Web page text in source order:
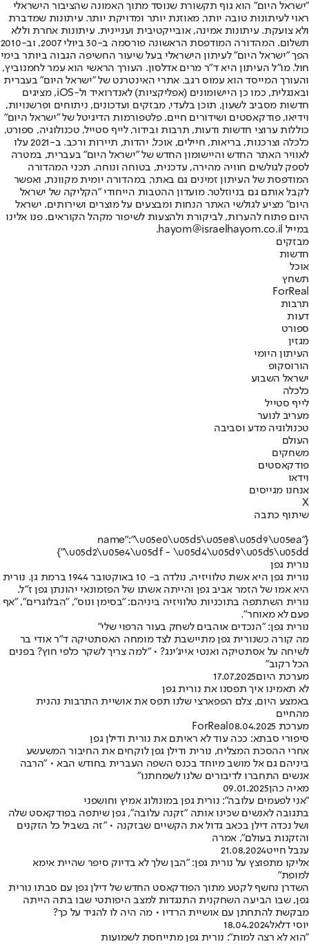
"ישראל היום" הוא גוף תקשורת שנוסד מתוך האמונה שהציבור הישראלי
ראוי לעיתונות טובה יותר, מאוזנת יותר ומדויקת יותר. עיתונות שמדברת
ולא צועקת. עיתונות אמינה, אובייקטיבית ועניינית. עיתונות אחרת וללא
תשלום. המהדורה המודפסת הראשונה פורסמה ב-30 ביולי 2007, וב-2010
הפך "ישראל היום" לעיתון הישראלי בעל שיעור החשיפה הגבוה ביותר בימי
חול. מו"ל העיתון היא ד"ר מרים אדלסון. העורך הראשי הוא עמר לחמנוביץ,
והעורך המייסד הוא עמוס רגב. אתרי האינטרנט של "ישראל היום" בעברית
ובאנגלית, כמו כן היישומונים (אפליקציות) לאנדרואיד ול-iOS, מציגים
חדשות מסביב לשעון, תוכן בלעדי, מבזקים ועדכונים, ניתוחים ופרשנויות,
וידיאו, פודקאסטים ושידורים חיים. פלטפורמות הדיגיטל של "ישראל היום"
כוללות ערוצי חדשות ודעות, תרבות ובידור, לייף סטייל, טכנולוגיה, ספורט,
כלכלה וצרכנות, בריאות, חיילים, אוכל, יהדות, תיירות ורכב. ב-2021 עלו
לאוויר האתר החדש והיישומון החדש של "ישראל היום" בעברית, במטרה
לספק לגולשים חוויה מהירה, עדכנית, בטוחה ונוחה. תכני המהדורה
המודפסת של העיתון זמינים גם באתר, במהדורה יומית מקוונת, ואפשר
לקבל אותם גם בניוזלטר. מועדון ההטבות הייחודי "הקליקה של ישראל
היום" מציע לגולשי האתר הנחות ומבצעים על מוצרים ושירותים. ישראל
היום פתוח להערות, לביקורת ולהצעות לשיפור מקהל הקוראים. פנו אלינו
במייל hayom@israelhayom.co.il.
מבזקים
חדשות
אוכל
תשחץ
ForReal
תרבות
דעות
ספורט
מגזין
העיתון היומי
הורוסקופ
ישראל השבוע
כלכלה
לייף סטייל
מעריב לנוער
טכנולוגיה מדע וסביבה
העולם
משחקים
פודקאסטים
וידאו
אנחנו מגייסים
X
שיתוף כתבה
{"name":"\u05e0\u05d5\u05e8\u05d9\u05ea
\u05d2\u05e4\u05df - \u05d4\u05d9\u05d5\u05dd"}
נורית גפן
נורית גפן היא אשת טלוויזיה, נולדה ב- 10 באוקטובר 1944 ברמת גן. נורית
היא אמו של הזמר אביב גפן והייתה אשתו של הפזמונאי יהונתן גפן ז"ל.
נורית השתתפה בתוכניות טלוויזיה ביניהם: "בסימן ונוס", "הבלוגרים", "אף
פעם לא מאוחר".
נורית גפן: "הנכדים אוהבים לשחק בעור הרפוי שלי"
מה קורה כשנורית גפן מתיישבת לצד מומחה האסתטיקה ד"ר אודי בר
לשיחה על אסתטיקה ואנטי אייג'ינג? • "למה צריך לשקר כלפי חוץ? בפנים
הכל רקוב"
מערכת היום17.07.2025
לא תאמינו איך תפסנו את נורית גפן
באמצע היום, צלם הפפארצי שלנו תפס את אושיית התרבות נהנית
מהחיים
מערכת ForReal 08.04.2025
סיפורי סבתא: ככה עוד לא ראיתם את נורית ודילן גפן
אחרי ההסכת המצליח, נורית ודילן גפן לוקחים את החיבור המשעשע
ביניהם גם אל מושב מיוחד בכנס השפה העברית בחודש הבא • "הרבה
אנשים התחברו לדיבורים שלנו לשמחתנו"
מאיה כהן09.01.2025
"אני לפעמים עלובה": נורית גפן במונולוג אמיץ וחושפני
בתגובה לאנשים שכינו אותה "זקנה עלובה", גפן שיתפה בפודקאסט שלה
ושל נכדה דילן בכאב גדול את הקשיים שבזקנה • "זה בשביל כל הזקנים
והזקנות בעולם", אמרה
ענבל חייט21.08.2024
אליקו מתפוצץ על נורית גפן: "הבן שלך לא בדיוק סיפר שהיית אימא
למופת"
השדרן נחשף לקטע מתוך הפודקאסט החדש של דילן גפן עם סבתו נורית
גפן, שבו הביעה השחקנית התנגדות למצב היפותטי שבו בתה הייתה
מבקשת להתחתן עם אושיית הרדיו • מה היה לו להגיד על כך?
יוסי דלאל18.04.2024
"הוא לא רצה למות": נורית גפן מתייחסת לשמועות